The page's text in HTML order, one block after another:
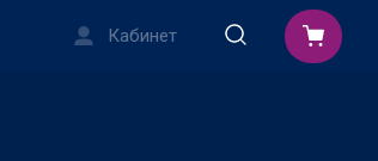
Кабинет